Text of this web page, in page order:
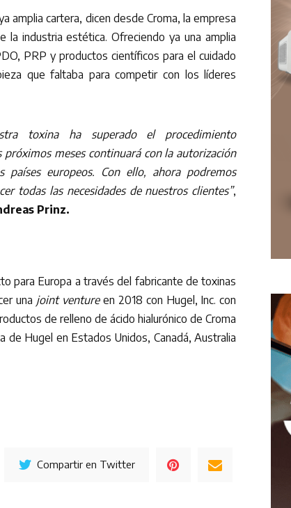
amplia cartera, dicen desde Croma, la empresa
industria estética. Ofreciendo ya una amplia
PRP y productos científicos para el cuidado
que faltaba para competir con los líderes
toxina ha superado el procedimiento
meses continuará con la autorización
países europeos. Con ello, ahora podremos
todas las necesidades de nuestros clientes”,
Prinz.
para Europa a través del fabricante de toxinas
una joint ventureen 2018 con Hugel, Inc. con
de relleno de ácido hialurónico de Croma
de Hugel en Estados Unidos, Canadá, Australia
Compartir en Twitter